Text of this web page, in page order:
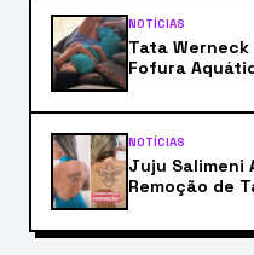
NOTÍCIAS
Tata Werneck
Fofura
NOTÍCIAS
Juju Salimeni
Remoção de